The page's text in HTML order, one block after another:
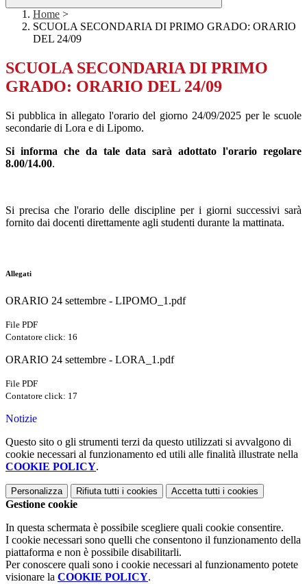
Home >
SCUOLA SECONDARIA DI PRIMO GRADO: ORARIO
DEL 24/09
SCUOLA SECONDARIA DI PRIMO
GRADO: ORARIO DEL 24/09
Si pubblica in allegato l'orario del giorno 24/09/2025 per le scuole
secondarie di Lora e di Lipomo.
Si informa che da tale data sarà adottato l'orario regolare
8.00/14.00.
Si precisa che l'orario delle discipline per i giorni successivi sarà
fornito dai docenti direttamente agli studenti durante la mattinata.
Allegati
ORARIO 24 settembre - LIPOMO_1.pdf
File PDF
Contatore click: 16
ORARIO 24 settembre - LORA_1.pdf
File PDF
Contatore click: 17
Notizie
Questo sito o gli strumenti terzi da questo utilizzati si avvalgono di
cookie necessari al funzionamento ed utili alle finalità illustrate nella
COOKIE POLICY.
Personalizza Rifiuta tutti i cookies Accetta tutti i cookies
Gestione cookie
In questa schermata è possibile scegliere quali cookie consentire.
I cookie necessari sono quelli che consentono il funzionamento della
piattaforma e non è possibile disabilitarli.
Per conoscere quali sono i cookie necessari al funzionamento potete
visionare la COOKIE POLICY.